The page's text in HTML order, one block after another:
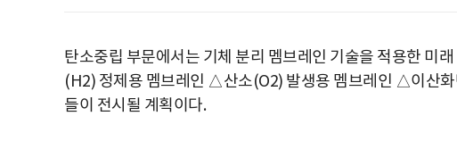
탄소중립 부문에서는 기체 분리 멤브레인 기술을 적용한 미
(H2) 정제용 멤브레인 △산소(O2) 발생용 멤브레인 △이산
들이 전시될 계획이다.